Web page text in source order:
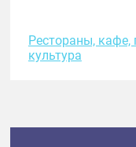
Рестораны, кафе,
культура